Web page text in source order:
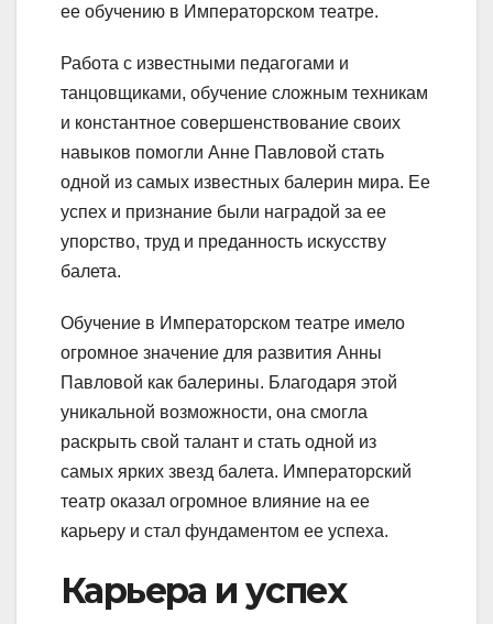
ее обучению в Императорском театре.
Работа с известными педагогами и
танцовщиками, обучение сложным техникам
и константное совершенствование своих
навыков помогли Анне Павловой стать
одной из самых известных балерин мира. Ее
успех и признание были наградой за ее
упорство, труд и преданность искусству
балета.
Обучение в Императорском театре имело
огромное значение для развития Анны
Павловой как балерины. Благодаря этой
уникальной возможности, она смогла
раскрыть свой талант и стать одной из
самых ярких звезд балета. Императорский
театр оказал огромное влияние на ее
карьеру и стал фундаментом ее успеха.
Карьера и успех